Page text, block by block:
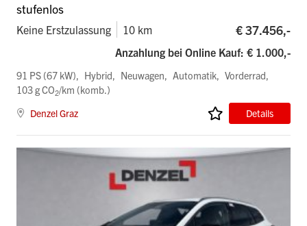
stufenlos
Keine Erstzulassung 10 km € 37.456,-
Anzahlung bei Online Kauf: € 1.000,-
91 PS (67 kW) Hybrid Neuwagen Automatik
Vorderrad
103 g CO2/km (komb.)
Denzel Graz
Details